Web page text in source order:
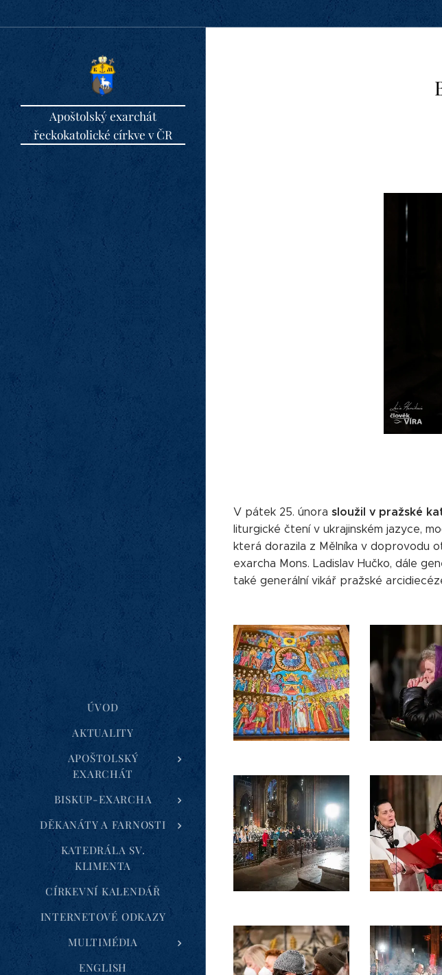
Apoštolský exarchát
řeckokatolické církve v ČR
ÚVOD
AKTUALITY
APOŠTOLSKÝ
EXARCHÁT
BISKUP-EXARCHA
DĚKANÁTY A FARNOSTI
KATEDRÁLA SV.
KLIMENTA
CÍRKEVNÍ KALENDÁŘ
INTERNETOVÉ ODKAZY
MULTIMÉDIA
ENGLISH
V pátek 25. února sloužil v pražské
liturgické čtení v ukrajinském jazyce,
která dorazila z Mělníka v doprovodu
exarcha Mons. Ladislav Hučko, dále
také generální vikář pražské